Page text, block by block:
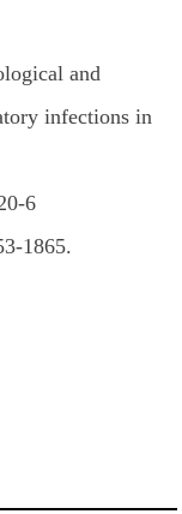
and
infections in
6
1865.